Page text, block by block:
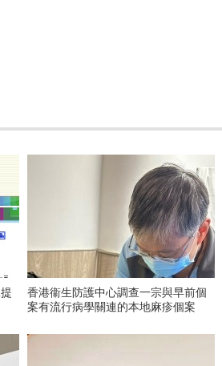
香港衞生防護中心調查一宗與早前個
案有流行病學關連的本地麻疹個案